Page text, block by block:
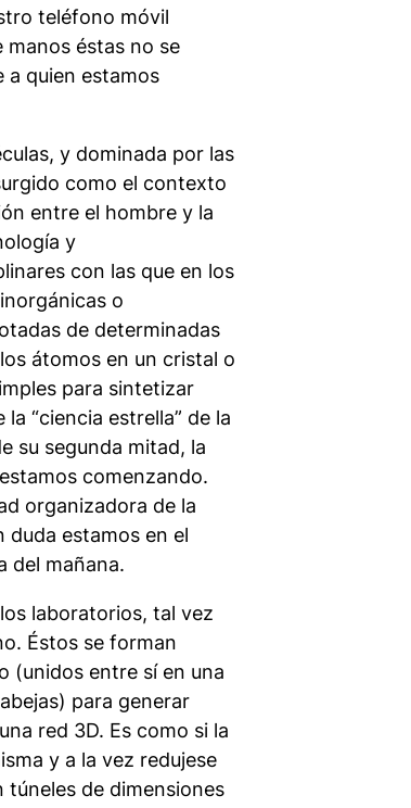
teléfono móvil
éstas no se
a quien estamos
y dominada por las
como el contexto
entre el hombre y la
y
con las que en los
o
de determinadas
átomos en un cristal o
para sintetizar
“ciencia estrella” de la
su segunda mitad, la
comenzando.
organizadora de la
duda estamos en el
del mañana.
laboratorios, tal vez
Éstos se forman
(unidos entre sí en una
para generar
red 3D. Es como si la
y a la vez redujese
túneles de dimensiones